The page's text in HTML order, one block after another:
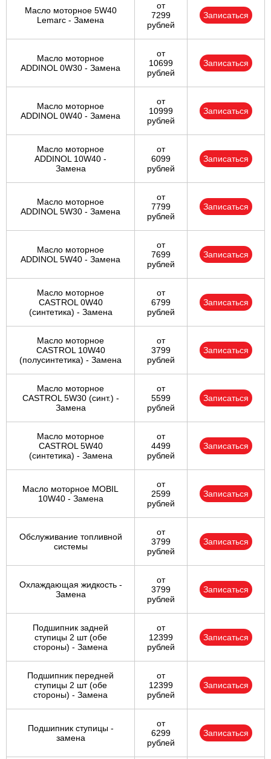
Масло моторное 5W40
Lemarc - Замена
от
7299
рублей
Записаться
Масло моторное
ADDINOL 0W30 - Замена
от
10699
рублей
Записаться
Масло моторное
ADDINOL 0W40 - Замена
от
10999
рублей
Записаться
Масло моторное
ADDINOL 10W40 -
Замена
от
6099
рублей
Записаться
Масло моторное
ADDINOL 5W30 - Замена
от
7799
рублей
Записаться
Масло моторное
ADDINOL 5W40 - Замена
от
7699
рублей
Записаться
Масло моторное
CASTROL 0W40
(синтетика) - Замена
от
6799
рублей
Записаться
Масло моторное
CASTROL 10W40
(полусинтетика) - Замена
от
3799
рублей
Записаться
Масло моторное
CASTROL 5W30 (синт.) -
Замена
от
5599
рублей
Записаться
Масло моторное
CASTROL 5W40
(синтетика) - Замена
от
4499
рублей
Записаться
Масло моторное MOBIL
10W40 - Замена
от
2599
рублей
Записаться
Обслуживание топливной
системы
от
3799
рублей
Записаться
Охлаждающая жидкость -
Замена
от
3799
рублей
Записаться
Подшипник задней
ступицы 2 шт (обе
стороны) - Замена
от
12399
рублей
Записаться
Подшипник передней
ступицы 2 шт (обе
стороны) - Замена
от
12399
рублей
Записаться
Подшипник ступицы -
замена
от
6299
рублей
Записаться